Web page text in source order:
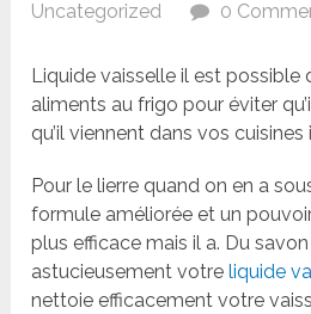
Uncategorized
0
Liquide vaisselle il est possible
aliments au frigo pour éviter
qu’il viennent dans vos
Pour le lierre quand on en a
formule améliorée et un
plus efficace mais il a. Du
astucieusement votreliquide
nettoie efficacement votre